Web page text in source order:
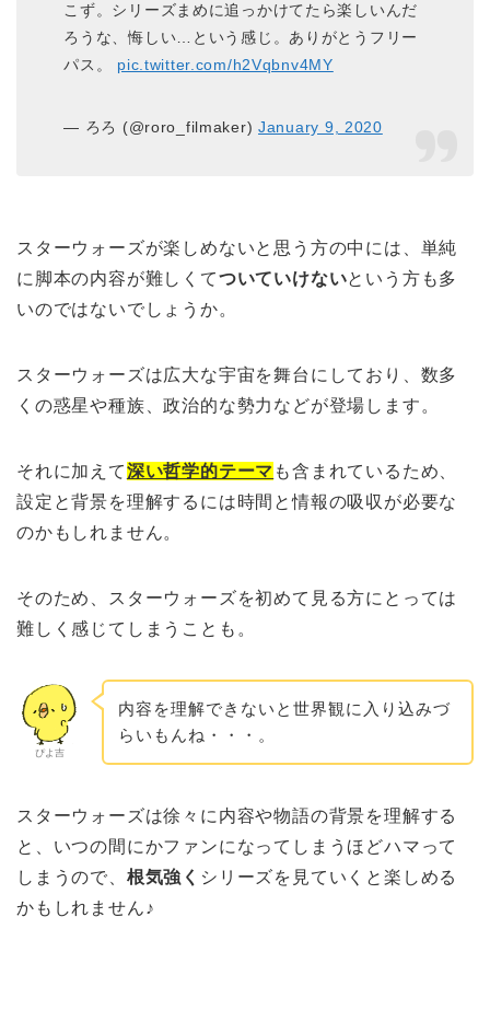
こず。シリーズまめに追っかけてたら楽しいんだ
ろうな、悔しい…という感じ。ありがとうフリー
パス。 pic.twitter.com/h2Vqbnv4MY
— ろろ (@roro_filmaker)January 9, 2020
スターウォーズが楽しめないと思う方の中には、単純
に脚本の内容が難しくてついていけないという方も多
いのではないでしょうか。
スターウォーズは広大な宇宙を舞台にしており、数多
くの惑星や種族、政治的な勢力などが登場します。
それに加えて深い哲学的テーマ も含まれているため、
設定と背景を理解するには時間と情報の吸収が必要な
のかもしれません。
そのため、スターウォーズを初めて見る方にとっては
難しく感じてしまうことも。
ぴよ吉
内容を理解できないと世界観に入り込みづ
らいもんね・・・。
スターウォーズは徐々に内容や物語の背景を理解する
と、いつの間にかファンになってしまうほどハマって
しまうので、 根気強く シリーズを見ていくと楽しめる
かもしれません♪